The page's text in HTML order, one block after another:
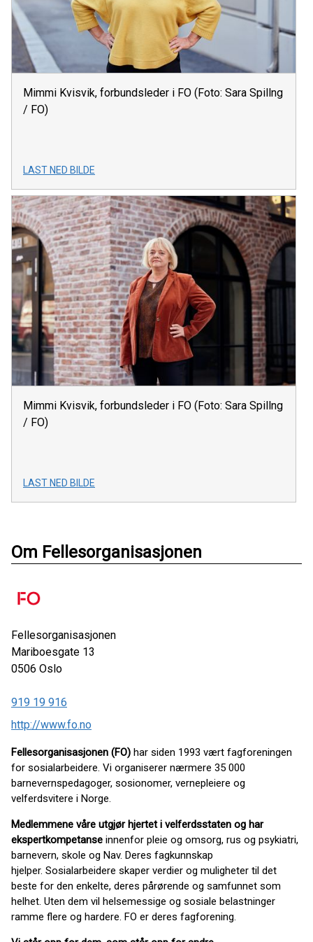
Mimmi Kvisvik, forbundsleder i FO (Foto: Sara Spillng
/ FO)
LAST NED BILDE
Mimmi Kvisvik, forbundsleder i FO (Foto: Sara Spillng
/ FO)
LAST NED BILDE
Om Fellesorganisasjonen
Fellesorganisasjonen
Mariboesgate 13
0506 Oslo
919 19 916
http://www.fo.no
Fellesorganisasjonen (FO) har siden 1993 vært fagforeningen
for sosialarbeidere. Vi organiserer nærmere 35 000
barnevernspedagoger, sosionomer, vernepleiere og
velferdsvitere i Norge.
Medlemmene våre utgjør hjertet i velferdsstaten og har
ekspertkompetanse innenfor pleie og omsorg, rus og psykiatri,
barnevern, skole og Nav. Deres fagkunnskap
hjelper. Sosialarbeidere skaper verdier og muligheter til det
beste for den enkelte, deres pårørende og samfunnet som
helhet. Uten dem vil helsemessige og sosiale belastninger
ramme flere og hardere. FO er deres fagforening.